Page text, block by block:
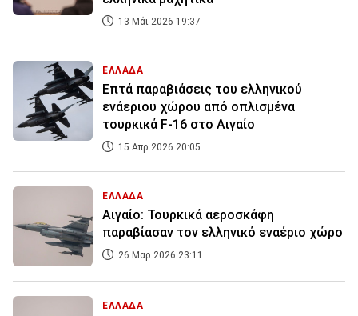
13 Μάι 2026 19:37
ΕΛΛΑΔΑ
Επτά παραβιάσεις του ελληνικού
ενάεριου χώρου από οπλισμένα
τουρκικά F-16 στο Αιγαίο
15 Απρ 2026 20:05
ΕΛΛΑΔΑ
Αιγαίο: Τουρκικά αεροσκάφη
παραβίασαν τον ελληνικό εναέριο χώρο
26 Μαρ 2026 23:11
ΕΛΛΑΔΑ